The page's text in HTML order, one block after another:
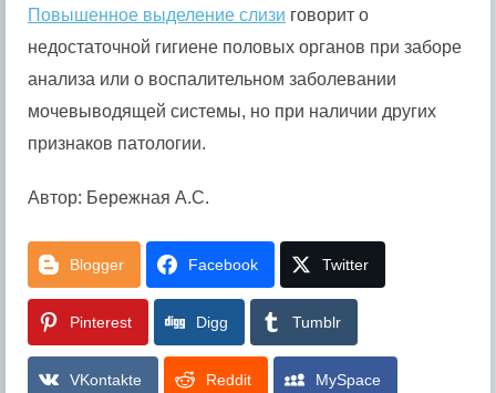
Повышенное выделение слизи говорит о
недостаточной гигиене половых органов при заборе
анализа или о воспалительном заболевании
мочевыводящей системы, но при наличии других
признаков патологии.
Автор: Бережная А.С.
Blogger Facebook Twitter
Pinterest Digg Tumblr
VKontakte Reddit MySpace